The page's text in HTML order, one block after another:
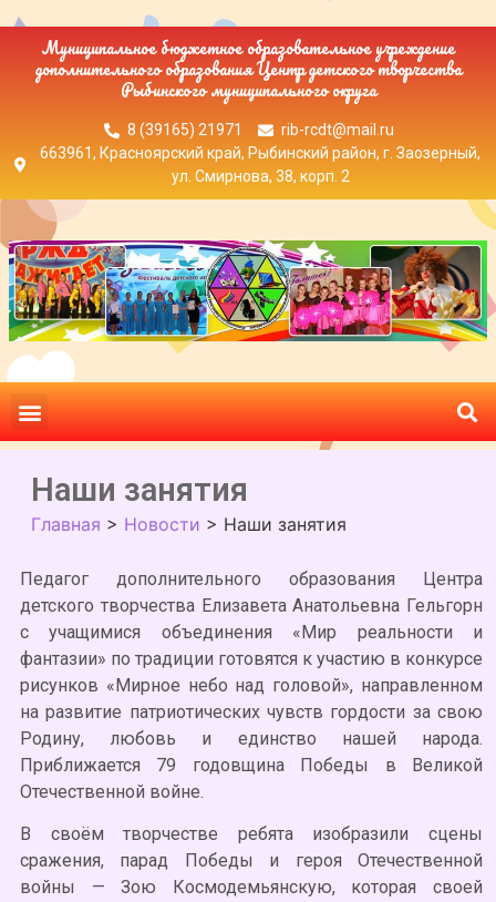
Муниципальное бюджетное образовательное учреждение
дополнительного образования Центр детского творчества
Рыбинского муниципального округа
8 (39165) 21971
rib-rcdt@mail.ru
663961, Красноярский край, Рыбинский район, г. Заозерный,
ул. Смирнова, 38, корп. 2
Наши занятия
Главная > Новости > Наши занятия
Педагог дополнительного образования Центра
детского творчества Елизавета Анатольевна Гельгорн
с учащимися объединения «Мир реальности и
фантазии» по традиции готовятся к участию в конкурсе
рисунков «Мирное небо над головой», направленном
на развитие патриотических чувств гордости за свою
Родину, любовь и единство нашей народа.
Приближается 79 годовщина Победы в Великой
Отечественной войне.
В своём творчестве ребята изобразили сцены
сражения, парад Победы и героя Отечественной
войны — Зою Космодемьянскую, которая своей